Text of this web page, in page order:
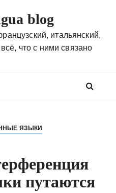
blog
итальянский,
что с ними связано
ЯЗЫКИ
путаются